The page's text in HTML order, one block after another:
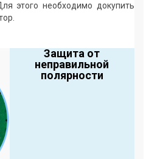
этого необходимо докупить
Защита от
неправильной
полярности